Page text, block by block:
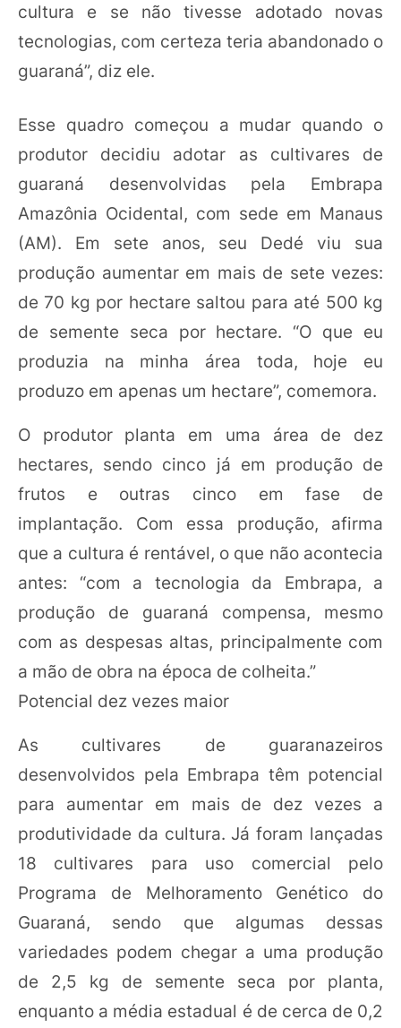
cultura e se não tivesse adotado novas
tecnologias, com certeza teria abandonado o
guaraná”, diz ele.
Esse quadro começou a mudar quando o
produtor decidiu adotar as cultivares de
guaraná desenvolvidas pela Embrapa
Amazônia Ocidental, com sede em Manaus
(AM). Em sete anos, seu Dedé viu sua
produção aumentar em mais de sete vezes:
de 70 kg por hectare saltou para até 500 kg
de semente seca por hectare. “O que eu
produzia na minha área toda, hoje eu
produzo em apenas um hectare”, comemora.
O produtor planta em uma área de dez
hectares, sendo cinco já em produção de
frutos e outras cinco em fase de
implantação. Com essa produção, afirma
que a cultura é rentável, o que não acontecia
antes: “com a tecnologia da Embrapa, a
produção de guaraná compensa, mesmo
com as despesas altas, principalmente com
a mão de obra na época de colheita.”
Potencial dez vezes maior
As cultivares de guaranazeiros
desenvolvidos pela Embrapa têm potencial
para aumentar em mais de dez vezes a
produtividade da cultura. Já foram lançadas
18 cultivares para uso comercial pelo
Programa de Melhoramento Genético do
Guaraná, sendo que algumas dessas
variedades podem chegar a uma produção
de 2,5 kg de semente seca por planta,
enquanto a média estadual é de cerca de 0,2